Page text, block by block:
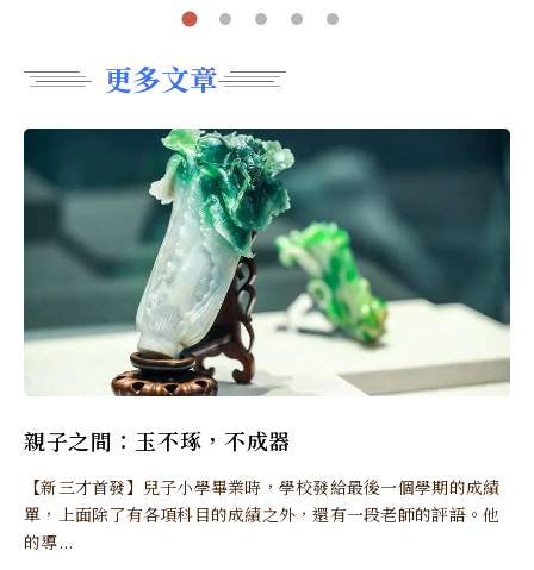
更多文章
親子之間：玉不琢，不成器
【新三才首發】兒子小學畢業時，學校發給最後一個學期的成績
單，上面除了有各項科目的成績之外，還有一段老師的評語。他
的導...